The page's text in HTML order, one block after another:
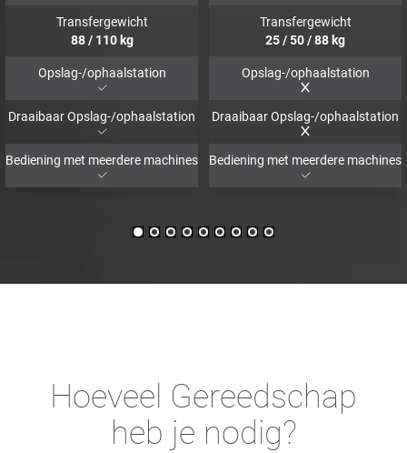
Transfergewicht
88 / 110 kg
Opslag-/ophaalstation
Draaibaar Opslag-/ophaalstation
Bediening met meerdere machines
Transfergewicht
25/50/88 kg
Opslag-/ophaalstation
Draaibaar Opslag-/ophaalstation
Bediening met meerdere machines
Hoeveel Gereedschap
heb je nodig?